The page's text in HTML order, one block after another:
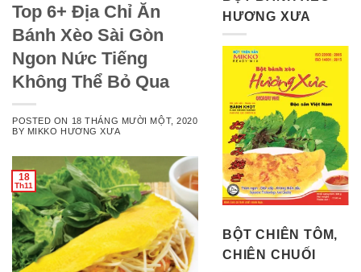
Top 6+ Địa Chỉ Ăn
Bánh Xèo Sài Gòn
Ngon Nức Tiếng
Không Thể Bỏ Qua
POSTED ON 18 THÁNG MƯỜI MỘT, 2020
BY MIKKO HƯƠNG XƯA
18
Th11
HƯƠNG XƯA
BỘT CHIÊN TÔM,
CHIÊN CHUỐI